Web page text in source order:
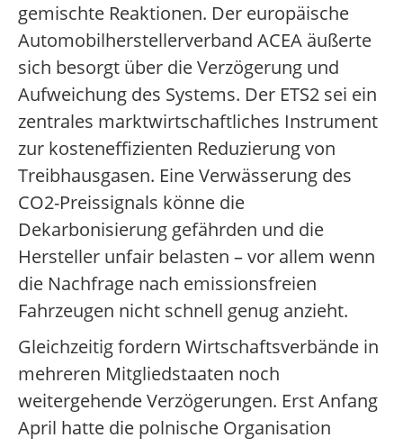
gemischte Reaktionen. Der europäische
Automobilherstellerverband ACEA äußerte
sich besorgt über die Verzögerung und
Aufweichung des Systems. Der ETS2 sei ein
zentrales marktwirtschaftliches Instrument
zur kosteneffizienten Reduzierung von
Treibhausgasen. Eine Verwässerung des
CO2-Preissignals könne die
Dekarbonisierung gefährden und die
Hersteller unfair belasten – vor allem wenn
die Nachfrage nach emissionsfreien
Fahrzeugen nicht schnell genug anzieht.
Gleichzeitig fordern Wirtschaftsverbände in
mehreren Mitgliedstaaten noch
weitergehende Verzögerungen. Erst Anfang
April hatte die polnische Organisation